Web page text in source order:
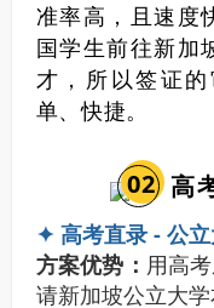
准率高，且速度
国学生前往新加
才，所以签证
单、快捷。
02 高
✦ 高考直录 - 公
方案优势： 用高
请新加坡公立大